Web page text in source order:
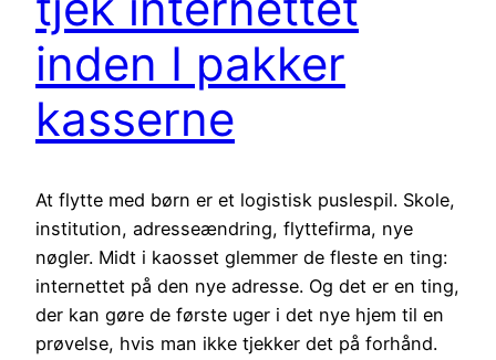
inden I pakker
kasserne
At flytte med børn er et logistisk puslespil. Skole,
institution, adresseændring, flyttefirma, nye
nøgler. Midt i kaosset glemmer de fleste en ting:
internettet på den nye adresse. Og det er en ting,
der kan gøre de første uger i det nye hjem til en
prøvelse, hvis man ikke tjekker det på forhånd.